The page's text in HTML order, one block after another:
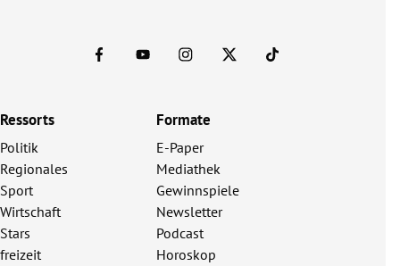
Ressorts
Politik
Regionales
Sport
Wirtschaft
Stars
freizeit
Formate
E-Paper
Mediathek
Gewinnspiele
Newsletter
Podcast
Horoskop